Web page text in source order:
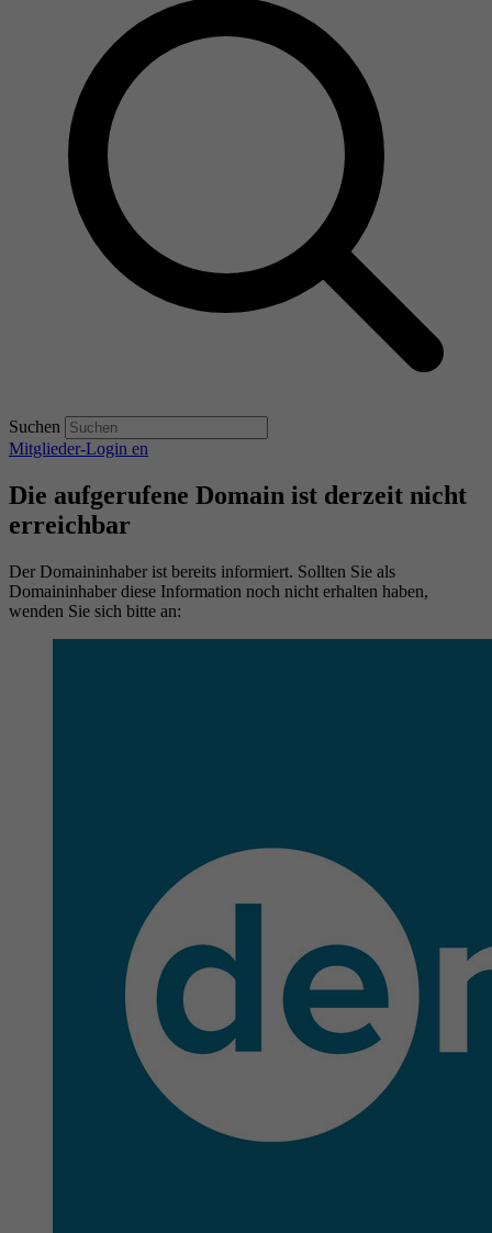
Suchen
Mitglieder-Login en
Die aufgerufene Domain ist derzeit nicht
erreichbar
Der Domaininhaber ist bereits informiert. Sollten Sie als
Domaininhaber diese Information noch nicht erhalten haben,
wenden Sie sich bitte an: